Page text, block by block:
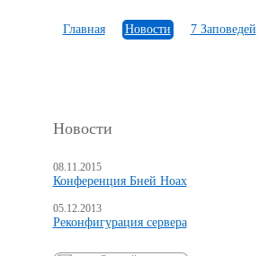
Главная Новости 7 Заповедей
Новости
08.11.2015
Конференция Бней Ноах
05.12.2013
Реконфигурация сервера